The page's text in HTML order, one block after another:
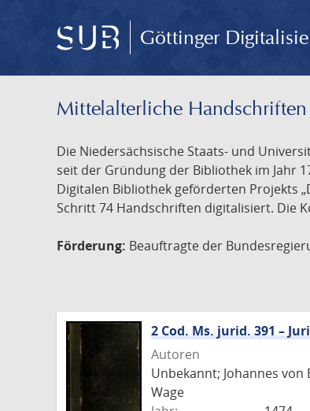
Göttinger
Mittelalterliche Handschriften
Die Niedersächsische Staats- und
seit der Gründung der Bibliothek im Jahr
Digitalen Bibliothek geförderten Projekts
Schritt 74 Handschriften digitalisiert. Die
Förderung: Beauftragte der
2 Cod. Ms. jurid. 391 –
Autoren
Unbekannt; Johannes
Wage